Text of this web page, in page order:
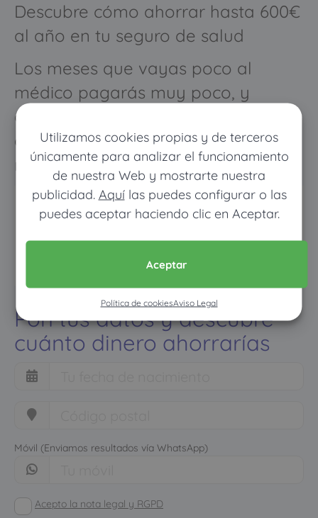
Utilizamos cookies propias y de terceros
únicamente para analizar el funcionamiento
de nuestra Web y mostrarte nuestra
publicidad. Aquílas puedes configurar o las
puedes aceptar haciendo clic en Aceptar.
Aceptar
Política de cookiesAviso Legal
Descubre cómo ahorrar hasta 600€
al año en tu seguro de salud
Los meses que vayas poco al
médico pagarás muy poco, y
cuando vayas mucho pagarás
como con un seguro médico
normal
Pon tus datos y descubre
cuánto dinero ahorrarías
Móvil (Enviamos resultados vía WhatsApp)
Acepto la nota legal y RGPD